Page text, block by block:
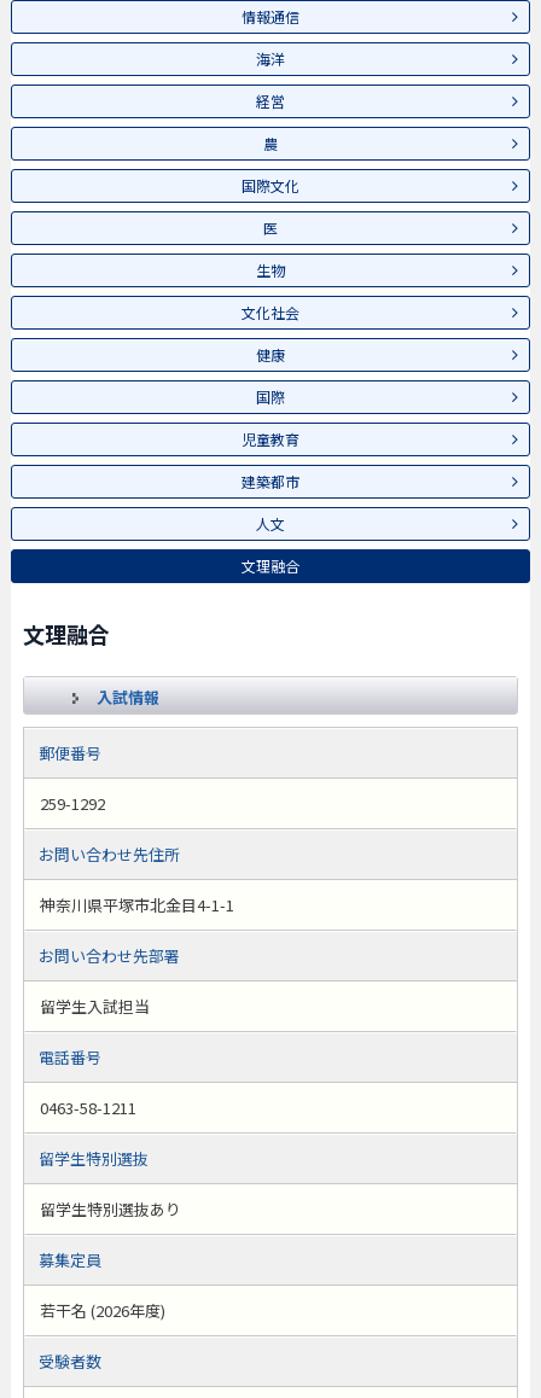
情報通信
海洋
経営
農
国際文化
医
生物
文化社会
健康
国際
児童教育
建築都市
人文
文理融合
文理融合
入試情報
郵便番号
259-1292
お問い合わせ先住所
神奈川県平塚市北金目4-1-1
お問い合わせ先部署
留学生入試担当
電話番号
0463-58-1211
留学生特別選抜
留学生特別選抜あり
募集定員
若干名 (2026年度)
受験者数